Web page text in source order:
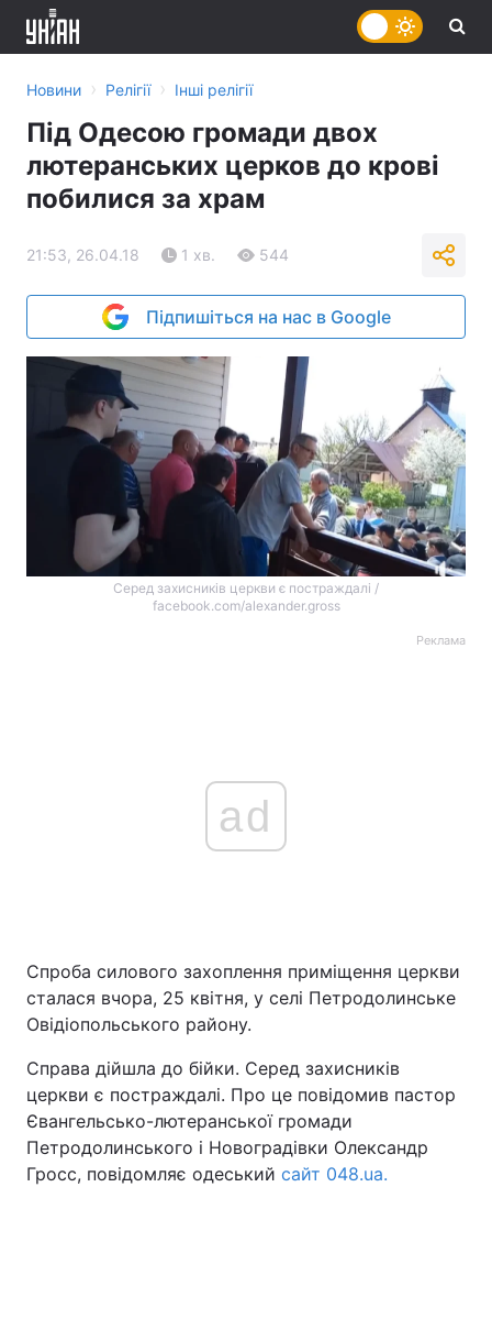
Головна Війна
Україна Політика
Економіка Світ
Новини › Релігії › Інші релігії
Під Одесою громади двох
лютеранських церков до крові
побилися за храм
21:53, 26.04.18 1 хв. 544
Підпишіться на нас в Google
Серед захисників церкви є постраждалі /
facebook.com/alexander.gross
Реклама
ad
Спроба силового захоплення приміщення церкви
сталася вчора, 25 квітня, у селі Петродолинське
Овідіопольського району.
Справа дійшла до бійки. Серед захисників
церкви є постраждалі. Про це повідомив пастор
Євангельсько-лютеранської громади
Петродолинського і Новоградівки Олександр
Гросс, повідомляє одеський сайт 048.ua.